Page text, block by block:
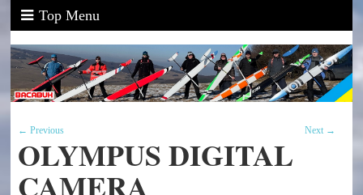
Top Menu
← Previous Next →
OLYMPUS DIGITAL
CAMERA